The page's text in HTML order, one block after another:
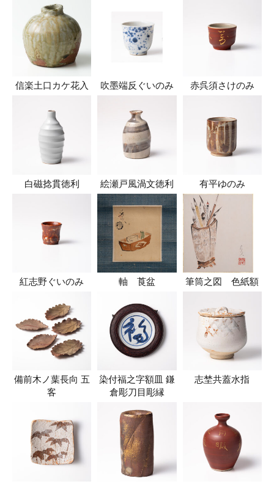
信楽土口カケ花入 吹墨端反ぐいのみ 赤呉須さけのみ
白磁捻貫徳利 絵瀬戸風渦文徳利 有平ゆのみ
紅志野ぐいのみ 軸 莨盆 筆筒之図 色紙額
備前木ノ葉長向 五
客
染付福之字額皿 鎌
倉彫刀目彫縁
志埜共蓋水指